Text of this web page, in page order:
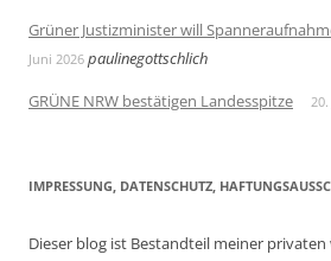
Grüner Justizminister will
Juni 2026 paulinegottschlich
GRÜNE NRW bestätigen Landesspitze
IMPRESSUNG, DATENSCHUTZ,
Dieser blog ist Bestandteil meiner